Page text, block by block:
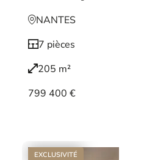
NANTES
7 pièces
205 m²
799 400 €
EXCLUSIVITÉ